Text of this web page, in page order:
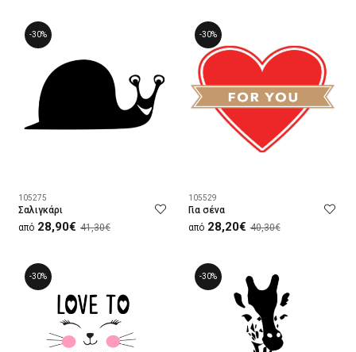
-30%
105275
Σαλιγκάρι
από 28,90€ 41,30€
-30%
105529
Για σένα
από 28,20€ 40,30€
-30% -30%